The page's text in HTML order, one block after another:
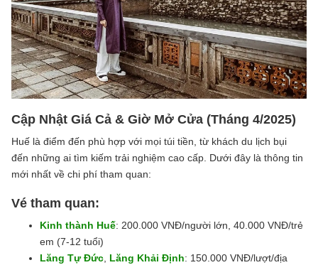
Cập Nhật Giá Cả & Giờ Mở Cửa (Tháng 4/2025)
Huế là điểm đến phù hợp với mọi túi tiền, từ khách du lịch bụi
đến những ai tìm kiếm trải nghiệm cao cấp. Dưới đây là thông tin
mới nhất về chi phí tham quan:
Vé tham quan:
Kinh thành Huế: 200.000 VNĐ/người lớn, 40.000 VNĐ/trẻ
em (7-12 tuổi)
Lăng Tự Đức, Lăng Khải Định: 150.000 VNĐ/lượt/địa